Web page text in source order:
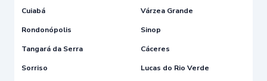
Cuiabá
Várzea Grande
Rondonópolis
Sinop
Tangará da Serra
Cáceres
Sorriso
Lucas do Rio Verde